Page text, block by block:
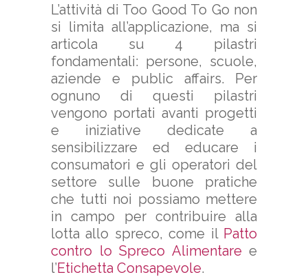
L’attività di Too Good To Go non
si limita all’applicazione, ma si
articola su 4 pilastri
fondamentali: persone, scuole,
aziende e public affairs. Per
ognuno di questi pilastri
vengono portati avanti progetti
e iniziative dedicate a
sensibilizzare ed educare i
consumatori e gli operatori del
settore sulle buone pratiche
che tutti noi possiamo mettere
in campo per contribuire alla
lotta allo spreco, come il Patto
contro lo Spreco Alimentare e
l’Etichetta Consapevole.